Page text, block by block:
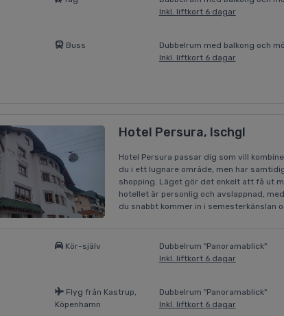
Inkl. liftkort 6 dagar
Buss
Dubbelrum med balkong och
Inkl. liftkort 6 dagar
Hotel Persura, Ischgl
Hotel Persura passar dig som vill
du i ett lugnare område, men har
shopping. Läget gör det enkelt att få ut
hotellet är personlig och avslappnad,
du snabbt kommer in i semesterkänslan
Kör-själv
Dubbelrum "Panoramablick"
Inkl. liftkort 6 dagar
Flyg från Kastrup,
Köpenhamn
Dubbelrum "Panoramablick"
Inkl. liftkort 6 dagar